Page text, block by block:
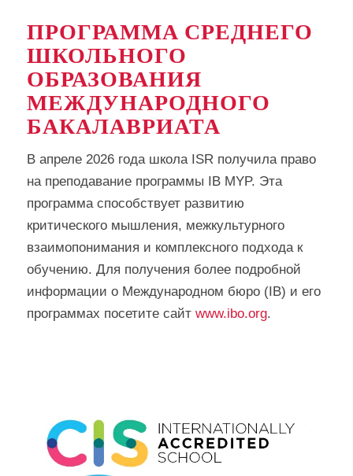
ПРОГРАММА СРЕДНЕГО
ШКОЛЬНОГО
ОБРАЗОВАНИЯ
МЕЖДУНАРОДНОГО
БАКАЛАВРИАТА
В апреле 2026 года школа ISR получила право
на преподавание программы IB MYP. Эта
программа способствует развитию
критического мышления, межкультурного
взаимопонимания и комплексного подхода к
обучению. Для получения более подробной
информации о Международном бюро (IB) и его
программах посетите сайт www.ibo.org.